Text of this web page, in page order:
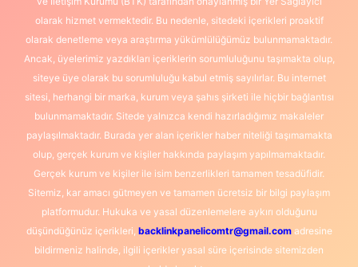
olarak hizmet vermektedir. Bu nedenle, sitedeki içerikleri proaktif
olarak denetleme veya araştırma yükümlülüğümüz bulunmamaktadır.
Ancak, üyelerimiz yazdıkları içeriklerin sorumluluğunu taşımakta olup,
siteye üye olarak bu sorumluluğu kabul etmiş sayılırlar. Bu internet
sitesi, herhangi bir marka, kurum veya şahıs şirketi ile hiçbir bağlantısı
bulunmamaktadır. Sitede yalnızca kendi hazırladığımız makaleler
paylaşılmaktadır. Burada yer alan içerikler haber niteliği taşımamakta
olup, gerçek kurum ve kişiler hakkında paylaşım yapılmamaktadır.
Gerçek kurum ve kişiler ile isim benzerlikleri tamamen tesadüfidir.
Sitemiz, kar amacı gütmeyen ve tamamen ücretsiz bir bilgi paylaşım
platformudur. Hukuka ve yasal düzenlemelere aykırı olduğunu
düşündüğünüz içerikleri, backlinkpanelicomtr@gmail.comadresine
bildirmeniz halinde, ilgili içerikler yasal süre içerisinde sitemizden